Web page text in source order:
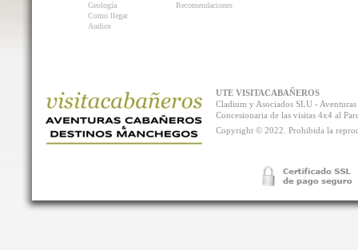
Geología
Como llegar
Audios
Recomendaciones
UTE VISITACABAÑEROS
Cladium y Asociados SLU -
Concesionaria de las visitas 4x4 al
Copyright © 2022. Prohibida la